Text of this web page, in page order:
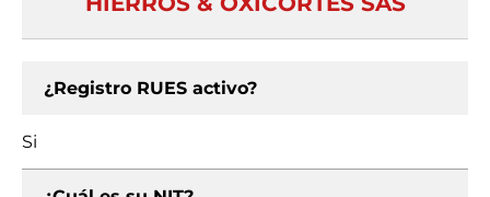
¿Registro RUES activo?
Si